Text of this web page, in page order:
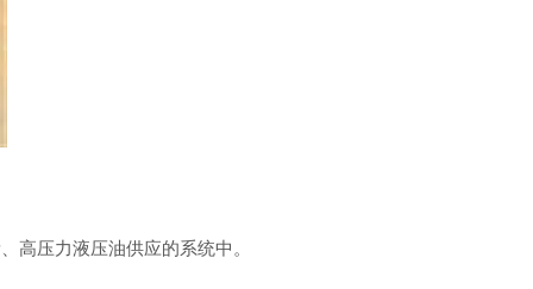
压力液压油供应的系统中。